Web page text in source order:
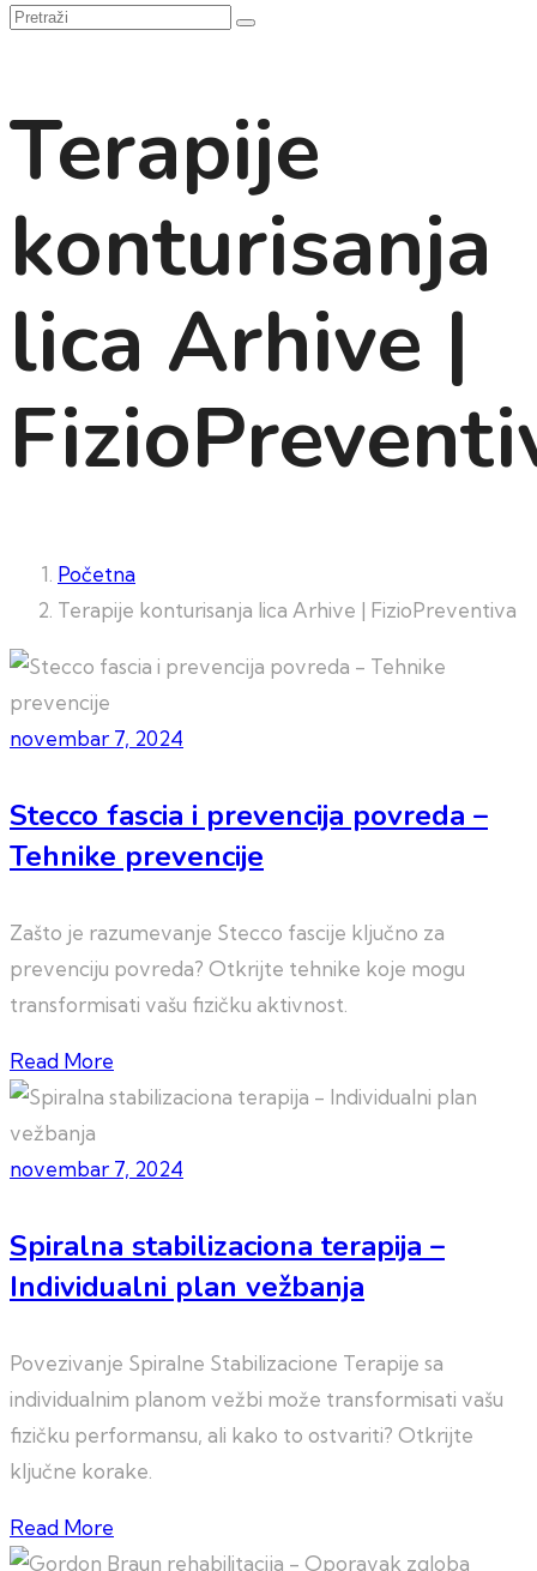
Terapije
konturisanja
lica Arhive |
Početna
Terapije konturisanja lica Arhive | FizioPreventiva
novembar 7, 2024
Stecco fascia i prevencija povreda –
Tehnike prevencije
Zašto je razumevanje Stecco fascije ključno za
prevenciju povreda? Otkrijte tehnike koje mogu
transformisati vašu fizičku aktivnost.
Read More
novembar 7, 2024
Spiralna stabilizaciona terapija –
Individualni plan vežbanja
Povezivanje Spiralne Stabilizacione Terapije sa
individualnim planom vežbi može transformisati vašu
fizičku performansu, ali kako to ostvariti? Otkrijte
ključne korake.
Read More